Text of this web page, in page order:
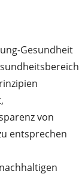
Gesundheit
von
entsprechen